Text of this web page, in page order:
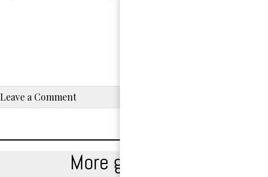
Leave a Comment
More great reads